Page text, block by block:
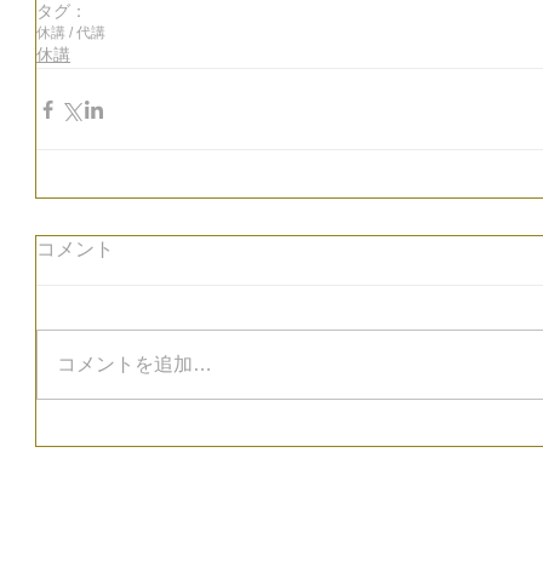
タグ：
休講 / 代講
休講
コメント
コメントを追加…